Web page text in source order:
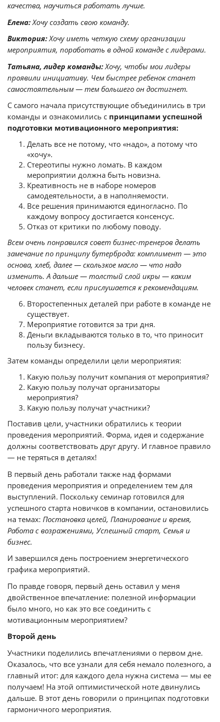
качества, научиться работать лучше.
Елена: Хочу создать свою команду.
Виктория:Хочу иметь четкую схему организации
мероприятия, поработать в одной команде с лидерами.
Татьяна, лидер команды: Хочу, чтобы мои лидеры
проявили инициативу. Чем быстрее ребенок станет
самостоятельным — тем большего он достигнет.
С самого начала присутствующие объединились в три
команды и ознакомились с принципами успешной
подготовки мотивационного мероприятия:
Делать все не потому, что «надо», а потому что
«хочу».
Стереотипы нужно ломать. В каждом
мероприятии должна быть новизна.
Креативность не в наборе номеров
самодеятельности, а в наполняемости.
Все решения принимаются единогласно. По
каждому вопросу достигается консенсус.
Отказ от критики по любому поводу.
Всем очень понравился совет бизнес-тренеров делать
замечание по принципу бутерброда: комплимент — это
основа, хлеб, далее — скользкое масло — что надо
изменить. А дальше — толстый слой икры — каким
человек станет, если прислушается к рекомендациям.
Второстепенных деталей при работе в команде не
существует.
Мероприятие готовится за три дня.
Деньги вкладываются только в то, что приносит
пользу бизнесу.
Затем команды определили цели мероприятия:
Какую пользу получит компания от мероприятия?
Какую пользу получат организаторы
мероприятия?
Какую пользу получат участники?
Поставив цели, участники обратились к теории
проведения мероприятий. Форма, идея и содержание
должны соответствовать друг другу. И главное правило
— не теряться в деталях!
В первый день работали также над формами
проведения мероприятия и определением тем для
выступлений. Поскольку семинар готовился для
успешного старта новичков в компании, остановились
на темах: Постановка целей, Планирование и время,
Работа с возражениями, Успешный старт, Семья и
бизнес.
И завершился день построением энергетического
графика мероприятий.
По правде говоря, первый день оставил у меня
двойственное впечатление: полезной информации
было много, но как это все соединить с
мотивационным мероприятием?
Второй день
Участники поделились впечатлениями о первом дне.
Оказалось, что все узнали для себя немало полезного, а
главный итог: для каждого дела нужна система — мы ее
получаем! На этой оптимистической ноте двинулись
дальше. В этот день говорили о принципах подготовки
гармоничного мероприятия.